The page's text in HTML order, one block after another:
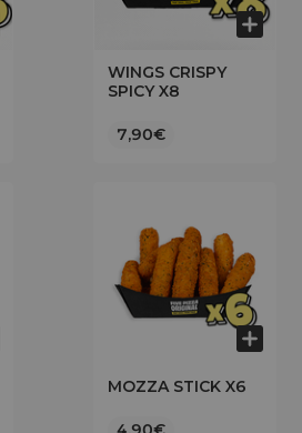
WINGS CRISPY
SPICY X8
7,90€
MOZZA STICK X6